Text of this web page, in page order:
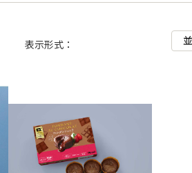
表示形式：